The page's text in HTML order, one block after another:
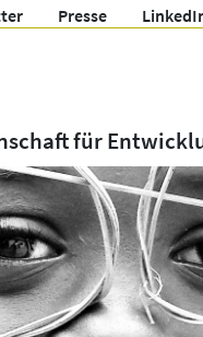
Presse
für